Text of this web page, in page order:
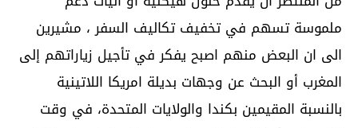
ملموسة تسهم في تخفيف تكاليف السفر ، مشيرين
الى ان البعض منهم اصبح يفكر في تأجيل زياراتهم إلى
المغرب أو البحث عن وجهات بديلة امريكا اللاتينية
بالنسبة المقيمين بكندا والولايات المتحدة، في وقت